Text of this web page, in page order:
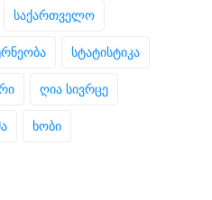
საქართველო
სტატისტიკა
ღია სივრცე
ხობი